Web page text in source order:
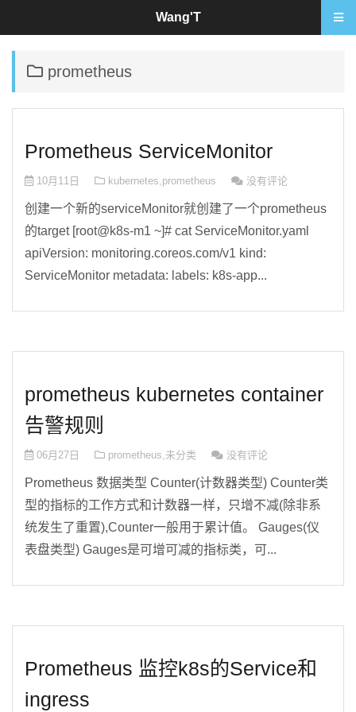
prometheus
Prometheus ServiceMonitor
10月11日 kubernetes,prometheus 没有评论
创建一个新的serviceMonitor就创建了一个prometheus
的target [root@k8s-m1 ~]# cat ServiceMonitor.yaml
apiVersion: monitoring.coreos.com/v1 kind:
ServiceMonitor metadata: labels: k8s-app...
prometheus kubernetes container
告警规则
06月27日 prometheus,未分类 没有评论
Prometheus 数据类型 Counter(计数器类型) Counter类
型的指标的工作方式和计数器一样，只增不减(除非系
统发生了重置),Counter一般用于累计值。 Gauges(仪
表盘类型) Gauges是可增可减的指标类，可...
Prometheus 监控k8s的Service和
ingress
Wang'T